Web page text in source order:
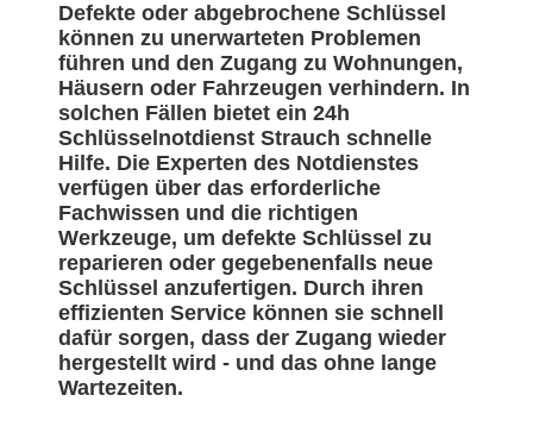
Defekte oder abgebrochene Schlüssel
können zu unerwarteten Problemen
führen und den Zugang zu Wohnungen,
Häusern oder Fahrzeugen verhindern. In
solchen Fällen bietet ein 24h
Schlüsselnotdienst Strauch schnelle
Hilfe. Die Experten des Notdienstes
verfügen über das erforderliche
Fachwissen und die richtigen
Werkzeuge, um defekte Schlüssel zu
reparieren oder gegebenenfalls neue
Schlüssel anzufertigen. Durch ihren
effizienten Service können sie schnell
dafür sorgen, dass der Zugang wieder
hergestellt wird - und das ohne lange
Wartezeiten.